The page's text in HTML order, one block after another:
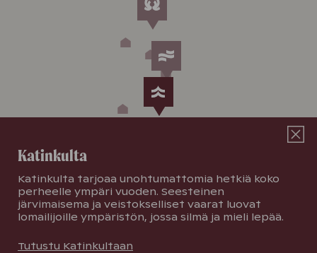
Katinkulta
Katinkulta tarjoaa unohtumattomia hetkiä koko
perheelle ympäri vuoden. Seesteinen
järvimaisema ja veistokselliset vaarat luovat
lomailijoille ympäristön, jossa silmä ja mieli lepää.
Tutustu Katinkultaan